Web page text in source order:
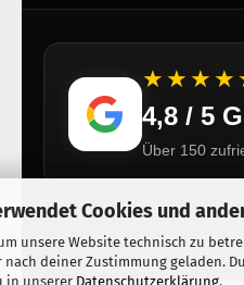
Cookies und
unsere Website technisch zu
nach deiner Zustimmung geladen.
in unserer Datenschutzerklärung.
4,8 / 5
Über 150
©